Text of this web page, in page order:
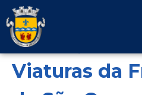
Regulamento
Utilização e
Viaturas da